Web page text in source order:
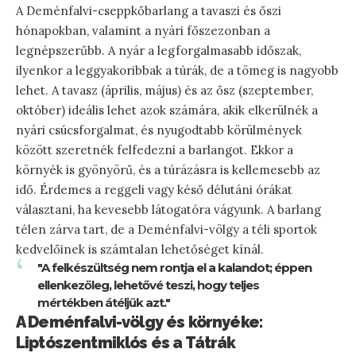
A Deménfalvi-cseppkőbarlang a tavaszi és őszi
hónapokban, valamint a nyári főszezonban a
legnépszerűbb. A nyár a legforgalmasabb időszak,
ilyenkor a leggyakoribbak a túrák, de a tömeg is nagyobb
lehet. A tavasz (április, május) és az ősz (szeptember,
október) ideális lehet azok számára, akik elkerülnék a
nyári csúcsforgalmat, és nyugodtabb körülmények
között szeretnék felfedezni a barlangot. Ekkor a
környék is gyönyörű, és a túrázásra is kellemesebb az
idő. Érdemes a reggeli vagy késő délutáni órákat
választani, ha kevesebb látogatóra vágyunk. A barlang
télen zárva tart, de a Deménfalvi-völgy a téli sportok
kedvelőinek is számtalan lehetőséget kínál.
"A felkészültség nem rontja el a kalandot; éppen
ellenkezőleg, lehetővé teszi, hogy teljes
mértékben átéljük azt."
A Deménfalvi-völgy és környéke:
Liptószentmiklós és a Tátrák